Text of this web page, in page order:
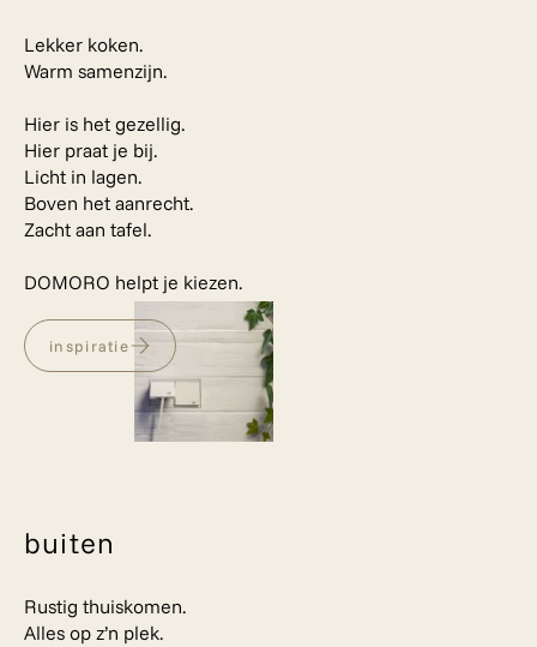
Lekker koken.
Warm samenzijn.
Hier is het gezellig.
Hier praat je bij.
Licht in lagen.
Boven het aanrecht.
Zacht aan tafel.
DOMORO helpt je kiezen.
inspiratie
buiten
Rustig thuiskomen.
Alles op z’n plek.